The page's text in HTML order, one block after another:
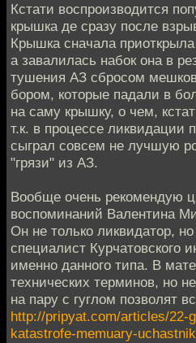
Кстати воспроизводится
крышка де сразу после
Крышка сначала
а завалилась набок она в
тушения АЗ сбросом
бором, которые падали в
на саму крышку, о чем,
т.к. в процессе ликвидации
сыграл совсем не лучшую
"грязи" из АЗ.
Вообще очень рекомендую
воспоминаний Валентина
Он не только ликвидатор,
специалист Курчатовского
именно данного типа. В
технических терминов, но
на пару с гуглом позволят
http://pripyat.com/articles/22-
katastrofe-memuary-